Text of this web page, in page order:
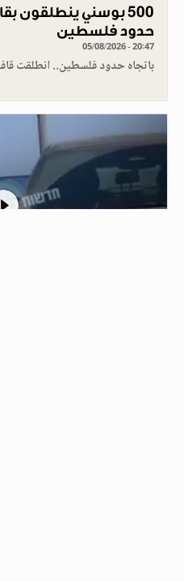
500 بوسني ينطلقون
حدود فلسطين
05/08/2026 - 20:47
باتجاه حدود فلسطين.. انطلقت